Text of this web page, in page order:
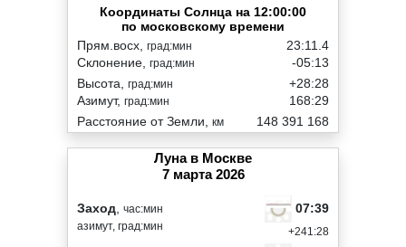
Координаты Солнца на 12:00:00
по московскому времени
Прям.восх, град:мин
Склонение, град:мин
23:11.4
-05:13
Высота, град:мин
Азимут, град:мин
+28:28
168:29
Расстояние от Земли, км 148 391 168
Луна в Москве
7 марта 2026
Заход час:мин
азимут, град:мин
07:39
+241:28